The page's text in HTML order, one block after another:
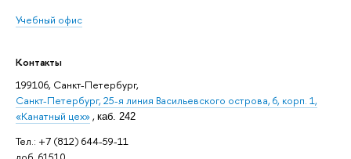
Учебный офис
Контакты
199106, Санкт-Петербург,
Санкт-Петербург, 25-я линия Васильевского острова, 6, корп. 1,
«Канатный цех», каб. 242
Тел.: +7 (812) 644-59-11